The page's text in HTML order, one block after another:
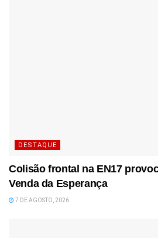
DESTAQUE
Colisão frontal na EN17
Venda da Esperança
7 DE AGOSTO, 2026